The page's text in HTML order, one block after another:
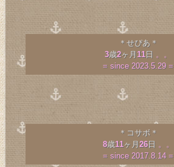
＊せぴあ＊
3歳2ヶ月 11 日 。。
= since 2023.5.29 =
＊コサボ＊
8歳11ヶ月26日 。。
= since 2017.8.14 =